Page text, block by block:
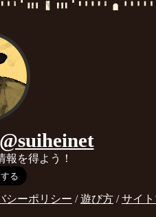
報を得よう！
シーポリシー /遊び方 /サイ